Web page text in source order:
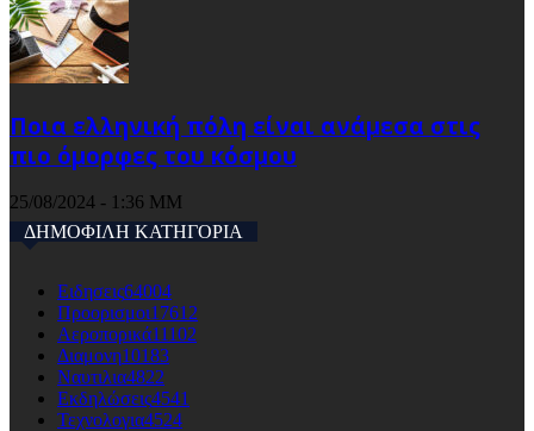
Ποια ελληνική πόλη είναι ανάμεσα στις
πιο όμορφες του κόσμου
25/08/2024 - 1:36 ΜΜ
ΔΗΜΟΦΙΛΗ ΚΑΤΗΓΟΡΙΑ
Ειδησεις64004
Προορισμοι17612
Αεροπορικά11102
Διαμονη10183
Ναυτιλια4822
Εκδηλώσεις4541
Τεχνολογια4524